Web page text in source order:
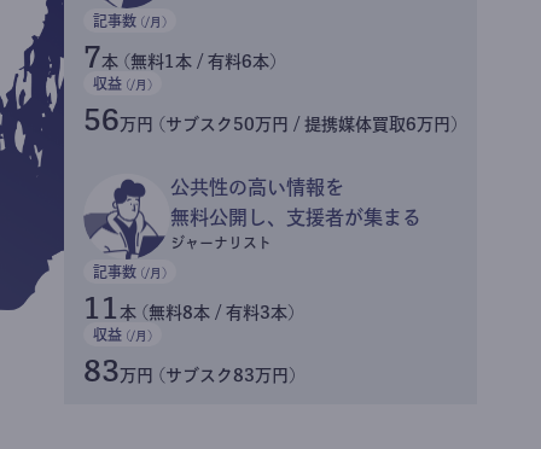
記事数 (/月)
7本 (無料1本 / 有料6本)
収益 (/月)
56万円 (サブスク50万円 / 提携媒体買取6万円)
公共性の高い情報を
無料公開し、支援者が集まる
ジャーナリスト
記事数 (/月)
11 本 (無料8本 / 有料3本)
収益 (/月)
83万円 (サブスク83万円)